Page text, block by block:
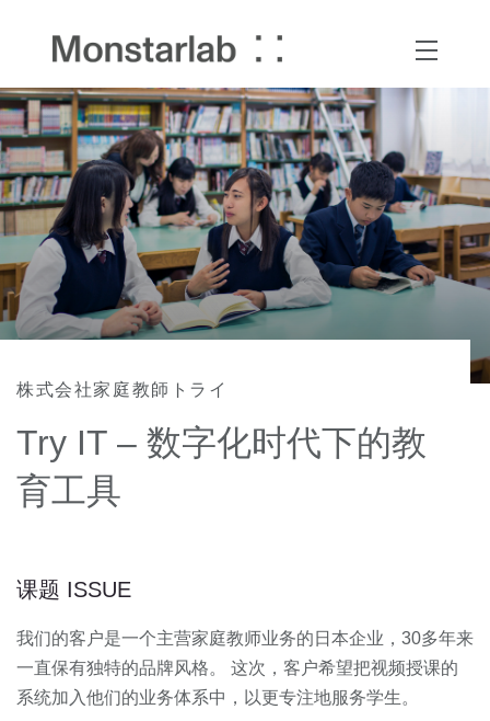
株式会社家庭教師トライ
Try IT – 数字化时代下的教
育工具
课题 ISSUE
我们的客户是一个主营家庭教师业务的日本企业，30多年来
一直保有独特的品牌风格。 这次，客户希望把视频授课的
系统加入他们的业务体系中，以更专注地服务学生。